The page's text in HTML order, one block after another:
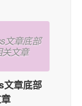
文章底部
文章
章底部